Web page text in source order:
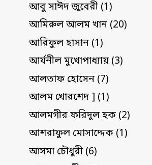
আবু সাঈদ জুবেরী (1)
আমিরুল আলম খান (20)
আরিফুল হাসান (1)
আর্যনীল মুখোপাধ্যায় (3)
আলতাফ হোসেন (7)
আলম খোরশেদ ] (1)
আলমগীর ফরিদুল হক (2)
আশরাফুল মোসাদ্দেক (1)
আসমা চৌধুরী (6)